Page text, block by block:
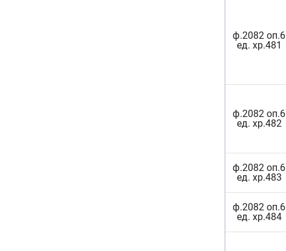
ф.2082 оп.6
ед. хр.481
ф.2082 оп.6
ед. хр.482
ф.2082 оп.6
ед. хр.483
ф.2082 оп.6
ед. хр.484